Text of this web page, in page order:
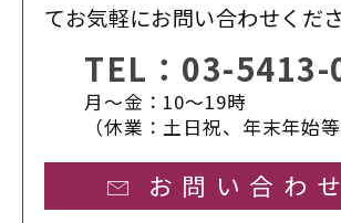
てお気軽にお問い合わせくださ
TEL： 03-5413-
月〜金：10〜19時
（休業：土日祝、年末年始等
お問い合わせ